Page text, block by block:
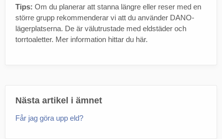
Tips: Om du planerar att stanna längre eller reser med en
större grupp rekommenderar vi att du använder DANO-
lägerplatserna. De är välutrustade med eldstäder och
torrtoaletter. Mer information hittar du här.
Nästa artikel i ämnet
Får jag göra upp eld?